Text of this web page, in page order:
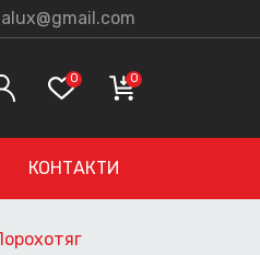
0 0
КОНТАКТИ